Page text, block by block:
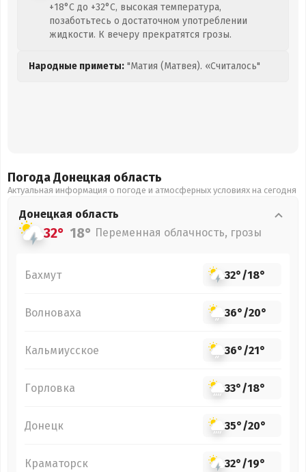
+18°C до +32°C, высокая температура,
позаботьтесь о достаточном употреблении
жидкости. К вечеру прекратятся грозы.
Народные приметы: "Матия (Матвея). «Считалось"
Погода Донецкая область
Актуальная информация о погоде и атмосферных условиях на сегодня
Донецкая область
32° 18° Переменная облачность, грозы
Бахмут 32°/18°
Волноваха 36°/20°
Кальмиусское 36°/21°
Горловка 33°/18°
Донецк 35°/20°
Краматорск 32°/19°